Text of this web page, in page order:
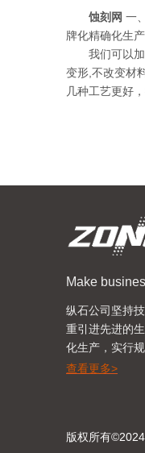
蚀刻网 一
牌化精确化生
我们可以加工
变形,不改变材
几种工艺更好
Make
纵石公司坚持
重引进先进的
化生产，实行规
查看更多>
版权所有